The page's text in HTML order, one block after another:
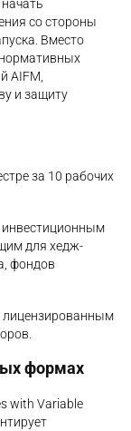
со стороны
Вместо
AIFM,
и защиту
за 10 рабочих
инвестиционным
для хедж-
фондов
лицензированным
формах
with Variable